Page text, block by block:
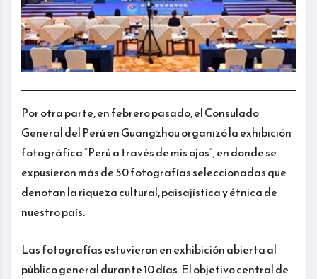
Por otra parte, en febrero pasado, el Consulado
General del Perú en Guangzhou organizó la exhibición
fotográfica “Perú a través de mis ojos”, en donde se
expusieron más de 50 fotografías seleccionadas que
denotan la riqueza cultural, paisajística y étnica de
nuestro país.
Las fotografías estuvieron en exhibición abierta al
público general durante 10 días. El objetivo central de